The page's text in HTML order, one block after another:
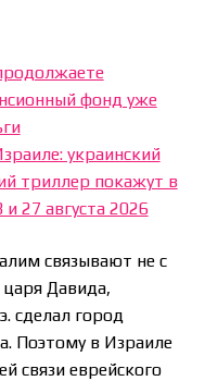
фонд уже
украинский
триллер покажут в
27 августа 2026
связывают не с
Давида,
сделал город
Поэтому в Израиле
связи еврейского